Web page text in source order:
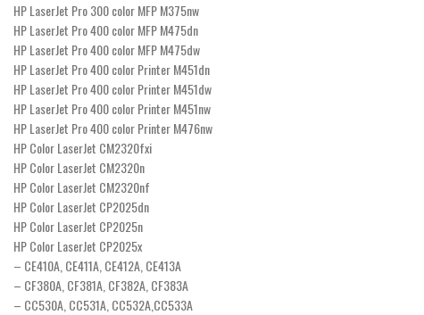
HP LaserJet Pro 300 color MFP M375nw
HP LaserJet Pro 400 color MFP M475dn
HP LaserJet Pro 400 color MFP M475dw
HP LaserJet Pro 400 color Printer M451dn
HP LaserJet Pro 400 color Printer M451dw
HP LaserJet Pro 400 color Printer M451nw
HP LaserJet Pro 400 color Printer M476nw
HP Color LaserJet CM2320fxi
HP Color LaserJet CM2320n
HP Color LaserJet CM2320nf
HP Color LaserJet CP2025dn
HP Color LaserJet CP2025n
HP Color LaserJet CP2025x
– CE410A, CE411A, CE412A, CE413A
– CF380A, CF381A, CF382A, CF383A
– CC530A, CC531A, CC532A,CC533A